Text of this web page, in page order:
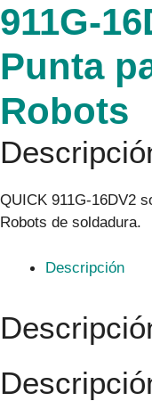
911G-
Punta
Robots
QUICK 911G-16DV2
Robots de soldadura.
Descripción